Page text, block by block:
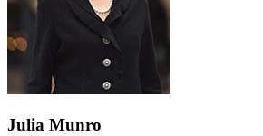
Julia Munro